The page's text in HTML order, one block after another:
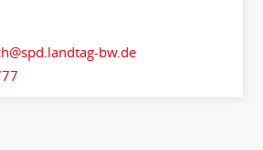
bw.de